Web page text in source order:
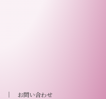
｜ お問い合わせ